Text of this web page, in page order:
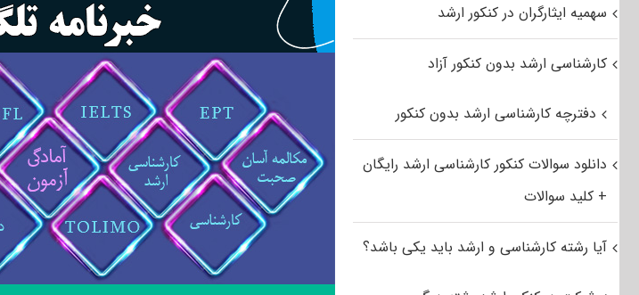
سهمیه ایثارگران در کنکور ارشد
کارشناسی ارشد بدون کنکور آزاد
دفترچه کارشناسی ارشد بدون کنکور
دانلود سوالات کنکور کارشناسی ارشد رایگان
+ کلید سوالات
آیا رشته کارشناسی و ارشد باید یکی باشد؟